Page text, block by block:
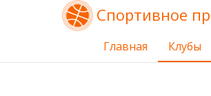
Спортивное
Главная Клубы